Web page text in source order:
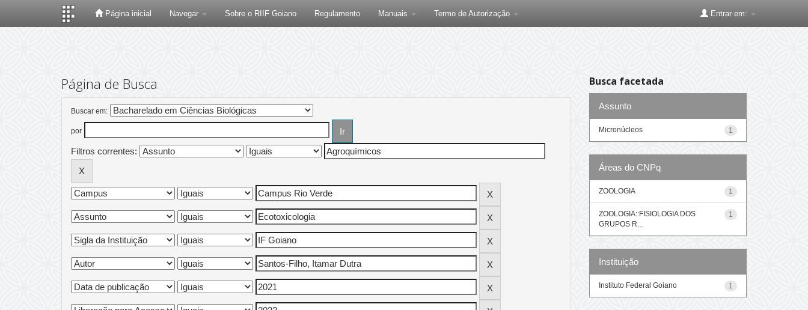
Página inicial Navegar Sobre o RIIF Goiano Regulamento Manuais Termo de Autorização Entrar em:
Página de Busca
Buscar em:
por
Filtros correntes:
Busca facetada
Assunto
1
Micronúcleos
Áreas do CNPq
1
ZOOLOGIA
1
ZOOLOGIA::FISIOLOGIA DOS
GRUPOS R...
Instituição
1
Instituto Federal Goiano